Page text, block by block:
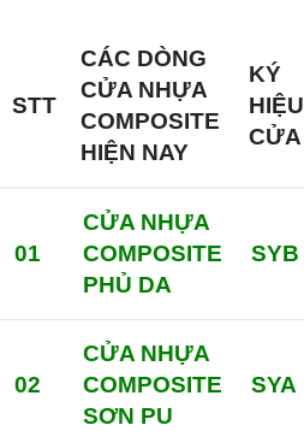
STT
CÁC DÒNG
CỬA NHỰA
COMPOSITE
HIỆN NAY
KÝ
HIỆU
CỬA
01
CỬA NHỰA
COMPOSITE
PHỦ DA
SYB
02
CỬA NHỰA
COMPOSITE
SƠN PU
SYA